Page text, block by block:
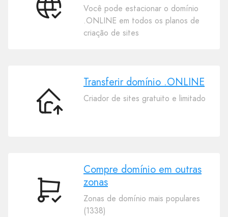
Conecte
Você pode estacionar o domínio
.ONLINE em todos os planos de
criação de sites
Transferir
domínio
Transferir domínio .ONLINE
Criador de sites gratuito e limitado
Compre
Compre domínio em outras
zonas
Zonas de domínio mais populares
(1338)